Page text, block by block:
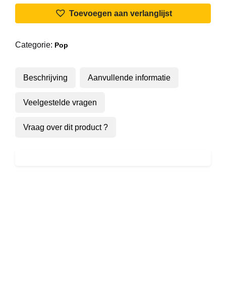
Ik
van
Houden
Toevoegen aan verlanglijst
Categorie: Pop
Beschrijving Aanvullende informatie
Veelgestelde vragen
Vraag over dit product ?